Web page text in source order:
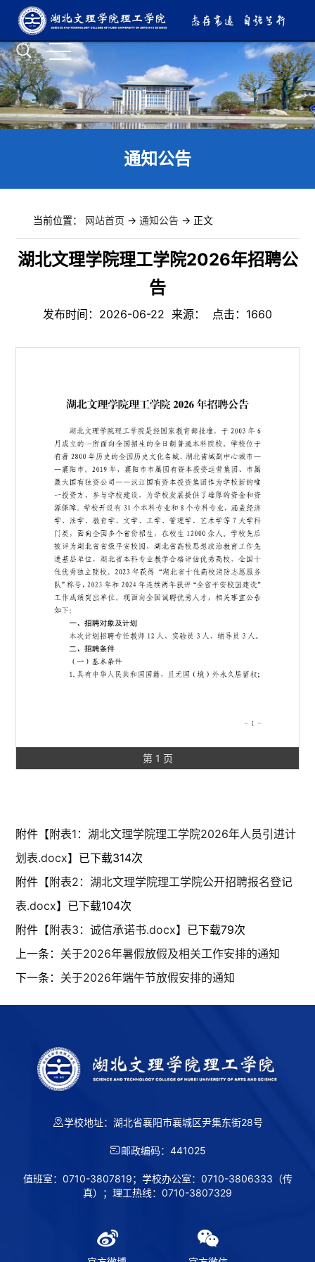
通知公告
当前位置： 网站首页 ->通知公告 -> 正文
湖北文理学院理工学院2026年招聘公
告
发布时间：2026-06-22 来源： 点击： 1660
第 1 页
第 2 页
附件【附表1：湖北文理学院理工学院2026年人员引进计
划表.docx】已下载314次
附件【附表2：湖北文理学院理工学院公开招聘报名登记
表.docx】已下载104次
附件【附表3：诚信承诺书.docx】已下载79次
上一条： 关于2026年暑假放假及相关工作安排的通知
下一条： 关于2026年端午节放假安排的通知
学校地址：湖北省襄阳市襄城区尹集东街28号
邮政编码：441025
值班室：0710-3807819；学校办公室：0710-3806333（传
真）；理工热线：0710-3807329